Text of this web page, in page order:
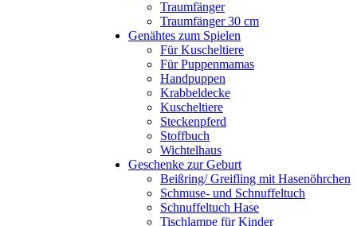
Traumfänger
Traumfänger 30 cm
Genähtes zum Spielen
Für Kuscheltiere
Für Puppenmamas
Handpuppen
Krabbeldecke
Kuscheltiere
Steckenpferd
Stoffbuch
Wichtelhaus
Geschenke zur Geburt
Beißring/ Greifling mit Hasenöhrchen
Schmuse- und Schnuffeltuch
Schnuffeltuch Hase
Tischlampe für Kinder